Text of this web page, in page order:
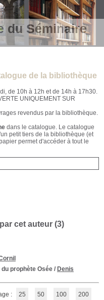
du Séminaire
de la bibliothèque
de 10h à 12h et de 14h à 17h30.
UNIQUEMENT SUR
revendus par la bibliothèque.
dans le catalogue. Le catalogue
petit tiers de la bibliothèque (et
permet d'accéder à tout le
cet auteur (3)
prophète Osée / Denis
: 25 50 100 200